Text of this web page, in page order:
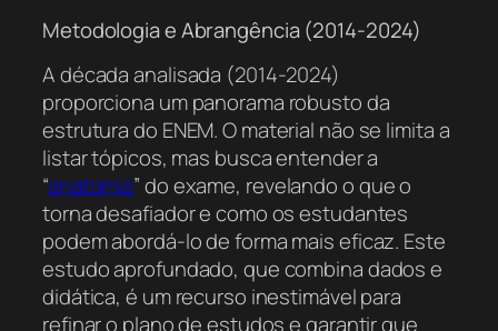
Metodologia e Abrangência (2014-2024)
A década analisada (2014-2024)
proporciona um panorama robusto da
estrutura do ENEM. O material não se limita a
listar tópicos, mas busca entender a
“anatomia” do exame, revelando o que o
torna desafiador e como os estudantes
podem abordá-lo de forma mais eficaz. Este
estudo aprofundado, que combina dados e
didática, é um recurso inestimável para
refinar o plano de estudos e garantir que